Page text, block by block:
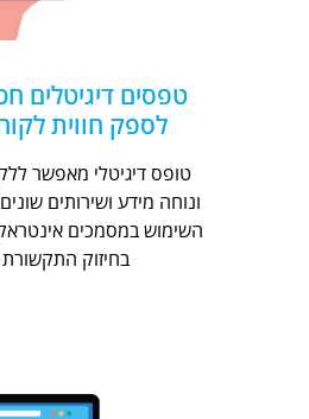
טפסים דיגיטלים
לספק חווית
טופס דיגיטלי מאפשר
ונוחה מידע ושירותים
השימוש במסמכים
בחיזוק